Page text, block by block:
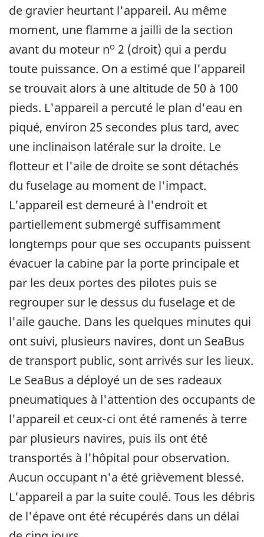
de gravier heurtant l'appareil. Au même
moment, une flamme a jailli de la section
avant du moteur no 2 (droit) qui a perdu
toute puissance. On a estimé que l'appareil
se trouvait alors à une altitude de 50 à 100
pieds. L'appareil a percuté le plan d'eau en
piqué, environ 25 secondes plus tard, avec
une inclinaison latérale sur la droite. Le
flotteur et l'aile de droite se sont détachés
du fuselage au moment de l'impact.
L'appareil est demeuré à l'endroit et
partiellement submergé suffisamment
longtemps pour que ses occupants puissent
évacuer la cabine par la porte principale et
par les deux portes des pilotes puis se
regrouper sur le dessus du fuselage et de
l'aile gauche. Dans les quelques minutes qui
ont suivi, plusieurs navires, dont un SeaBus
de transport public, sont arrivés sur les lieux.
Le SeaBus a déployé un de ses radeaux
pneumatiques à l'attention des occupants de
l'appareil et ceux-ci ont été ramenés à terre
par plusieurs navires, puis ils ont été
transportés à l'hôpital pour observation.
Aucun occupant n'a été grièvement blessé.
L'appareil a par la suite coulé. Tous les débris
de l'épave ont été récupérés dans un délai